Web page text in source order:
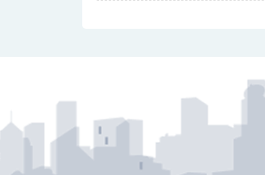
Anaokulu & Kreş
Antika & Eski Eşya